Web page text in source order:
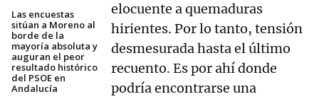
Las encuestas
sitúan a Moreno al
borde de la
mayoría absoluta y
auguran el peor
resultado histórico
del PSOE en
Andalucía
elocuente a quemaduras
hirientes. Por lo tanto, tensión
desmesurada hasta el último
recuento. Es por ahí donde
podría encontrarse una